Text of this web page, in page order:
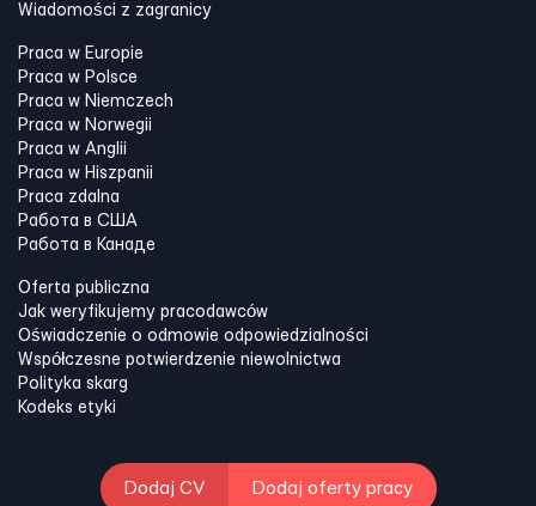
Wiadomości z zagranicy
Praca w Europie
Praca w Polsce
Praca w Niemczech
Praca w Norwegii
Praca w Anglii
Praca w Hiszpanii
Praca zdalna
Работа в США
Работа в Канадe
Oferta publiczna
Jak weryfikujemy pracodawców
Oświadczenie o odmowie odpowiedzialności
Współczesne potwierdzenie niewolnictwa
Polityka skarg
Kodeks etyki
Dodaj CV Dodaj oferty pracy